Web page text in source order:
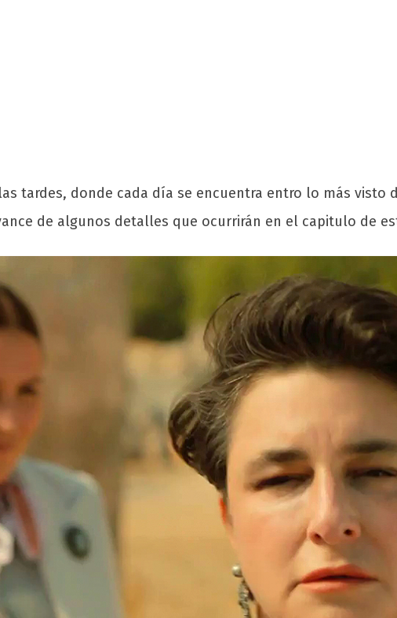
tardes, donde cada día se encuentra entro lo más visto
de algunos detalles que ocurrirán en el capitulo de